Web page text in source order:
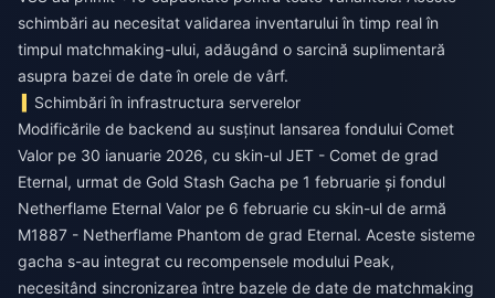
schimbări au necesitat validarea inventarului în timp real în
timpul matchmaking-ului, adăugând o sarcină suplimentară
asupra bazei de date în orele de vârf.
Schimbări în infrastructura serverelor
Modificările de backend au susținut lansarea fondului Comet
Valor pe 30 ianuarie 2026, cu skin-ul JET - Comet de grad
Eternal, urmat de Gold Stash Gacha pe 1 februarie și fondul
Netherflame Eternal Valor pe 6 februarie cu skin-ul de armă
M1887 - Netherflame Phantom de grad Eternal. Aceste sisteme
gacha s-au integrat cu recompensele modului Peak,
necesitând sincronizarea între bazele de date de matchmaking